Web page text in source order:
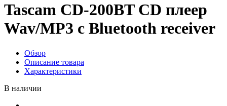
Tascam CD-200BT CD плеер
Wav/MP3 c Bluetooth receiver
Обзор
Описание товара
Характеристики
В наличии